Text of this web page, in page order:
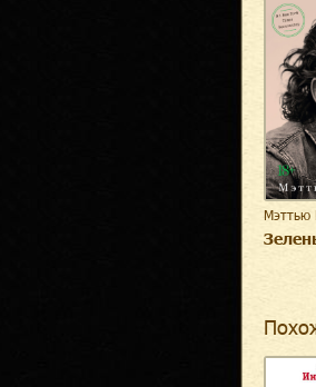
Мэттью